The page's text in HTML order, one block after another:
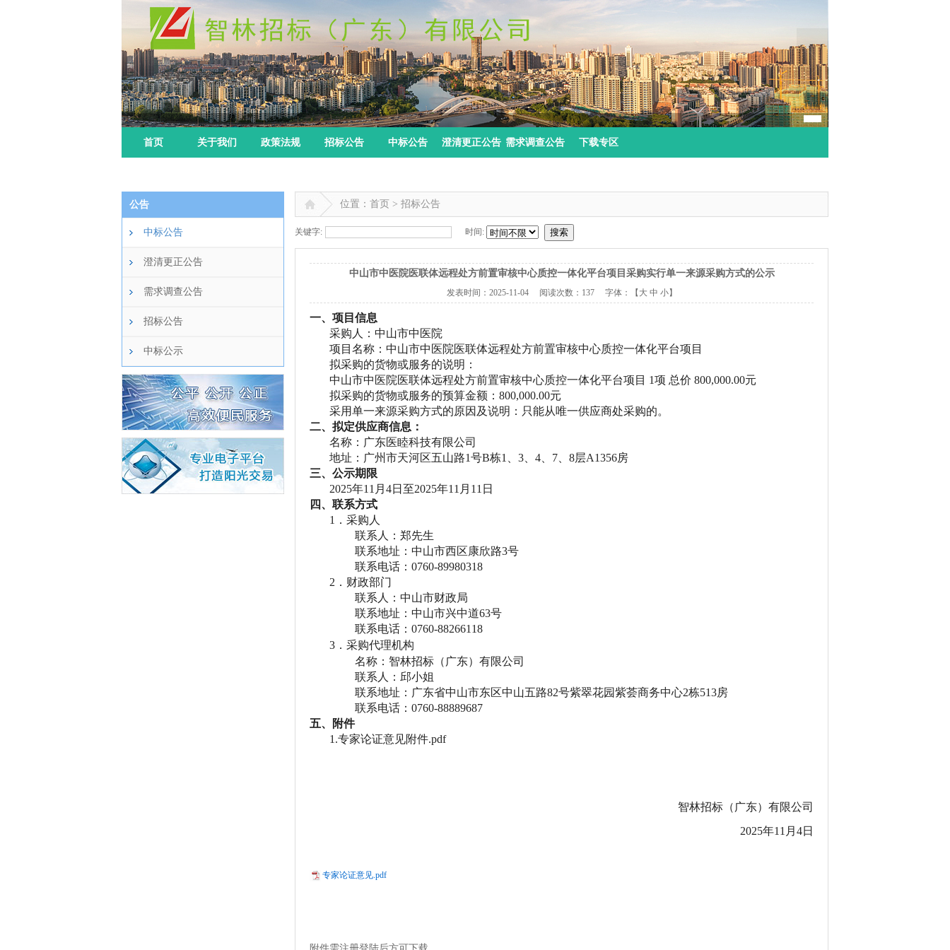
首页 关于我们 政策法规 招标公告 中标公告 澄清更正公告 需求调查公告 下载专区
公告
中标公告
澄清更正公告
需求调查公告
招标公告
中标公示
位置：首页 > 招标公告
关键字: 时间: 搜索
中山市中医院医联体远程处方前置审核中心质控一体化平台项目采购实行单一来源采购方式的公示
发表时间： 2025-11-04阅读次数： 137 字体：【 大 中 小】
一、项目信息
采购人：中山市中医院
项目名称：中山市中医院医联体远程处方前置审核中心质控一体化平台项目
拟采购的货物或服务的说明：
中山市中医院医联体远程处方前置审核中心质控一体化平台项目 1项 总价 800,000.00元
拟采购的货物或服务的预算金额： 800,000.00元
采用单一来源采购方式的原因及说明 ： 只能从唯一供应商处采购的。
二、拟定供应商信息：
名称：广东医睦科技有限公司
地址：广州市天河区五山路1号B栋1、3、4、7、8层A1356房
三、公示期限
2025年1 1 月 4日至2025年11月 11 日
四、联系方式
1．采购人
联系人： 郑先生
联系地址：中山市西区康欣路3号
联系电话： 0760-89980318
2．财政部门
联系人：中山市财政局
联系地址：中山市兴中道63号
联系电话： 0760-88266118
3．采购代理机构
名称：智林招标（广东）有限公司
联系人： 邱小姐
联系地址：广东省中山市东区中山五路82号紫翠花园紫荟商务中心2栋513房
联系电话： 0760-88889687
五、附件
1.专家论证意见附件.pdf
智林招标（广东）有限公司
2025年11月4日
专家论证意见.pdf